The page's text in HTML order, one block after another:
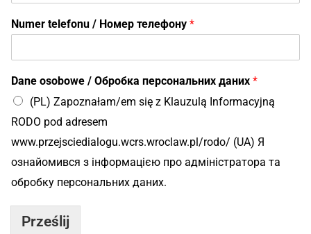
Н
о
е
i
Numer telefonu / Номер телефону *
Dane osobowe / Обробка персональних даних *
(PL) Zapoznałam/em się z Klauzulą Informacyjną
RODO pod adresem
www.przejsciedialogu.wcrs.wroclaw.pl/rodo/ (UA) Я
ознайомився з інформацією про адміністратора та
обробку персональних даних.
Prześlij